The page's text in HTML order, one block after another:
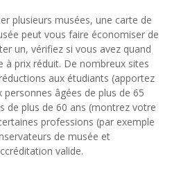
plusieurs musées, une carte de
peut vous faire économiser de
un, vérifiez si vous avez quand
à prix réduit. De nombreux sites
aux étudiants (apportez
personnes âgées de plus de 65
de plus de 60 ans (montrez votre
professions (par exemple
de musée et
valide.